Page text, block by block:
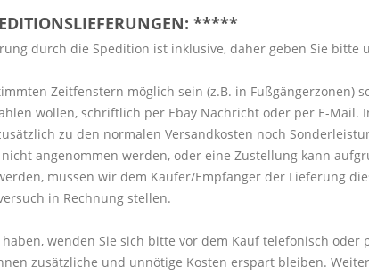
*****
durch die Spedition ist inklusive, daher geben Sie
Zeitfenstern möglich sein (z.B. in Fußgängerzonen)
wollen, schriftlich per Ebay Nachricht oder per E-
zu den normalen Versandkosten noch
angenommen werden, oder eine Zustellung kann
müssen wir dem Käufer/Empfänger der Lieferung
in Rechnung stellen.
wenden Sie sich bitte vor dem Kauf telefonisch
zusätzliche und unnötige Kosten erspart bleiben.